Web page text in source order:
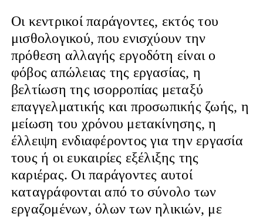
Οι κεντρικοί παράγοντες, εκτός του
μισθολογικού, που ενισχύουν την
πρόθεση αλλαγής εργοδότη είναι ο
φόβος απώλειας της εργασίας, η
βελτίωση της ισορροπίας μεταξύ
επαγγελματικής και προσωπικής ζωής, η
μείωση του χρόνου μετακίνησης, η
έλλειψη ενδιαφέροντος για την εργασία
τους ή οι ευκαιρίες εξέλιξης της
καριέρας. Οι παράγοντες αυτοί
καταγράφονται από το σύνολο των
εργαζομένων, όλων των ηλικιών, με